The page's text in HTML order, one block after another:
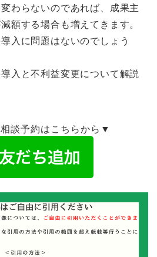
わらないのであれば、成果主
額する場合も増えてきます。
入に問題はないのでしょう
入と不利益変更について解説
談予約はこちらから▼